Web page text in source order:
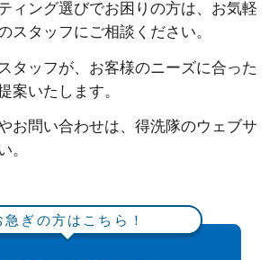
ィング選びでお困りの方は、お気軽
スタッフにご相談ください。
タッフが、お客様のニーズに合った
案いたします。
お問い合わせは、得洗隊のウェブサ
。
急ぎの方はこちら！